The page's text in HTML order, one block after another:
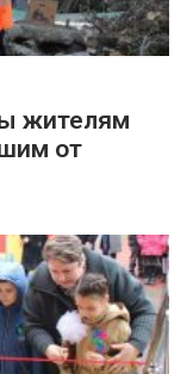
жителям
от